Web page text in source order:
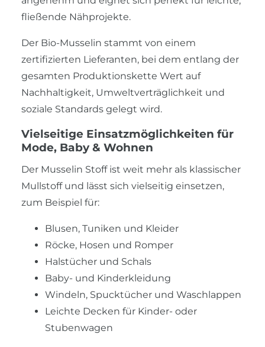
fließende Nähprojekte.
Der Bio-Musselin stammt von einem
zertifizierten Lieferanten, bei dem entlang der
gesamten Produktionskette Wert auf
Nachhaltigkeit, Umweltverträglichkeit und
soziale Standards gelegt wird.
Vielseitige Einsatzmöglichkeiten für
Mode, Baby & Wohnen
Der Musselin Stoff ist weit mehr als klassischer
Mullstoff und lässt sich vielseitig einsetzen,
zum Beispiel für:
Blusen, Tuniken und Kleider
Röcke, Hosen und Romper
Halstücher und Schals
Baby- und Kinderkleidung
Windeln, Spucktücher und Waschlappen
Leichte Decken für Kinder- oder
Stubenwagen